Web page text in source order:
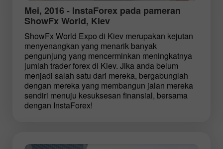
Mei, 2016 - InstaForex pada pameran
ShowFx World, Kiev
ShowFx World Expo di Kiev merupakan kejutan
menyenangkan yang menarik banyak
pengunjung yang mencerminkan meningkatnya
jumlah trader forex di Kiev. Jika anda belum
menjadi salah satu dari mereka, bergabunglah
dengan mereka yang membangun jalan mereka
sendiri menuju kesuksesan finansial, bersama
dengan InstaForex!